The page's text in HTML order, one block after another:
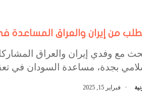
من إيران والعراق المساعدة
مع وفدي إيران والعراق
بجدة، مساعدة السودان في
فبراير 15, 2025